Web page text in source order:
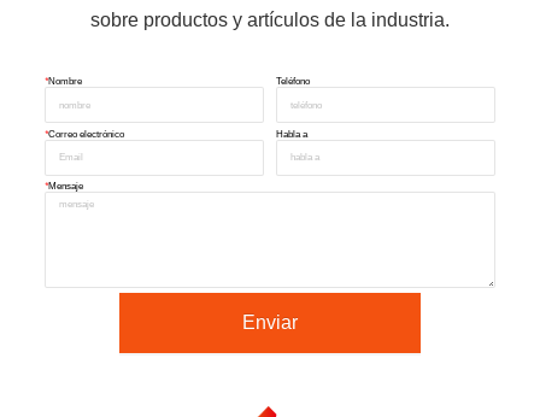
sobre productos y artículos de la industria.
*Nombre Teléfono
*Correo electrónico Habla a
*Mensaje
Enviar